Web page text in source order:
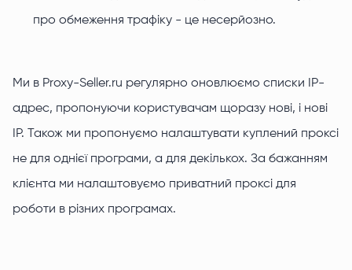
про обмеження трафіку - це несерйозно.
Ми в Proxy-Seller.ru регулярно оновлюємо списки IP-
адрес, пропонуючи користувачам щоразу нові, і нові
IP. Також ми пропонуємо налаштувати куплений проксі
не для однієї програми, а для декількох. За бажанням
клієнта ми налаштовуємо приватний проксі для
роботи в різних програмах.